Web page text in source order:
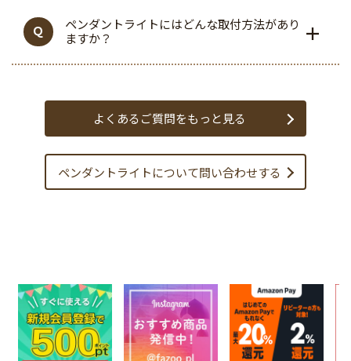
ペンダントライトにはどんな取付方法があり
ますか？
よくあるご質問をもっと見る
ペンダントライトについて問い合わせする